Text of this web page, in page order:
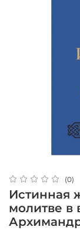
(0)
Истинная
молитве в